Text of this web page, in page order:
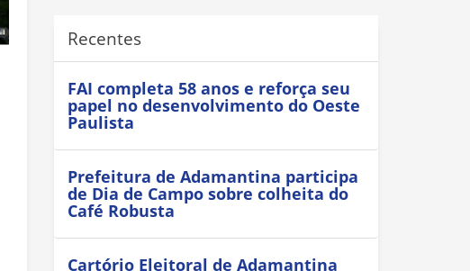
Recentes
FAI completa 58 anos e reforça seu
papel no desenvolvimento do Oeste
Paulista
Prefeitura de Adamantina participa
de Dia de Campo sobre colheita do
Café Robusta
Cartório Eleitoral de Adamantina